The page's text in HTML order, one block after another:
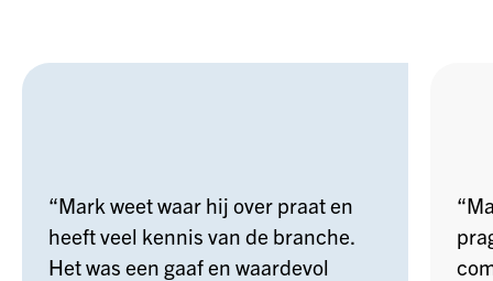
“Mark weet waar hij over praat en
heeft veel kennis van de branche.
Het was een gaaf en waardevol